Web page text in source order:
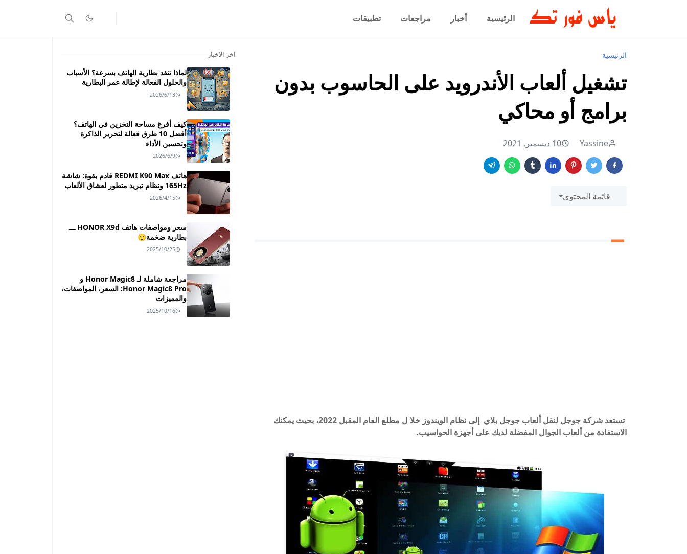
الرئيسية أخبار مراجعات تطبيقات
الرئيسية
تشغيل ألعاب الأندرويد على الحاسوب بدون
برامج أو محاكي
Yassine 10 ديسمبر, 2021
قائمة المحتوى
تستعد شركة جوجل لنقل ألعاب جوجل بلاي إلى نظام الويندوز خلا ل مطلع العام المقبل 2022، بحيث يمكنك
الاستفادة من ألعاب الجوال المفضلة لديك على أجهزة الحواسيب.
اخر الاخبار
لماذا تنفد بطارية الهاتف بسرعة؟ الأسباب
والحلول الفعالة لإطالة عمر البطارية
2026/6/13
كيف أفرغ مساحة التخزين في الهاتف؟
أفضل 10 طرق فعالة لتحرير الذاكرة
وتحسين الأداء
2026/6/9
هاتف REDMI K90 Max قادم بقوة: شاشة
165Hz ونظام تبريد متطور لعشاق الألعاب
2026/4/15
سعر ومواصفات هاتف HONOR X9d ـــ
بطارية ضخمة😲
2025/10/25
مراجعة شاملة لـ Honor Magic8 و
Honor Magic8 Pro: السعر، المواصفات،
والمميزات
2025/10/16